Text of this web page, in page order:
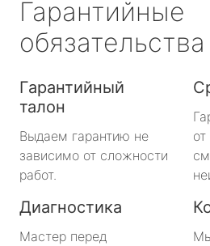
Гарантийные
обязательства
Гарантийный
талон
Выдаем гарантию не
зависимо от сложности
работ.
Диагностика
Мастер перед